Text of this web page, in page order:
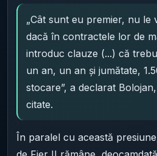
„Cât sunt eu premier, nu le
dacă în contractele lor de
introduc clauze (...) că
un an, un an și jumătate,
stocare”, a declarat
citate.
În paralel cu această